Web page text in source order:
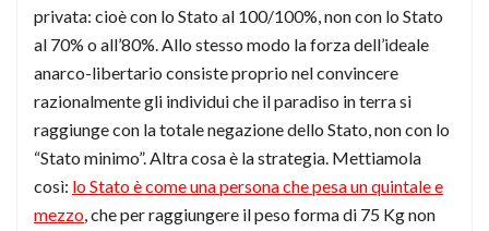
privata: cioè con lo Stato al 100/100%, non con lo Stato
al 70% o all’80%. Allo stesso modo la forza dell’ideale
anarco-libertario consiste proprio nel convincere
razionalmente gli individui che il paradiso in terra si
raggiunge con la totale negazione dello Stato, non con lo
“Stato minimo”. Altra cosa è la strategia. Mettiamola
così: lo Stato è come una persona che pesa un quintale e
mezzo, che per raggiungere il peso forma di 75 Kg non